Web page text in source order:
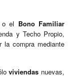
o el Bono Familiar
y Techo Propio,
la compra mediante
viviendas nuevas,